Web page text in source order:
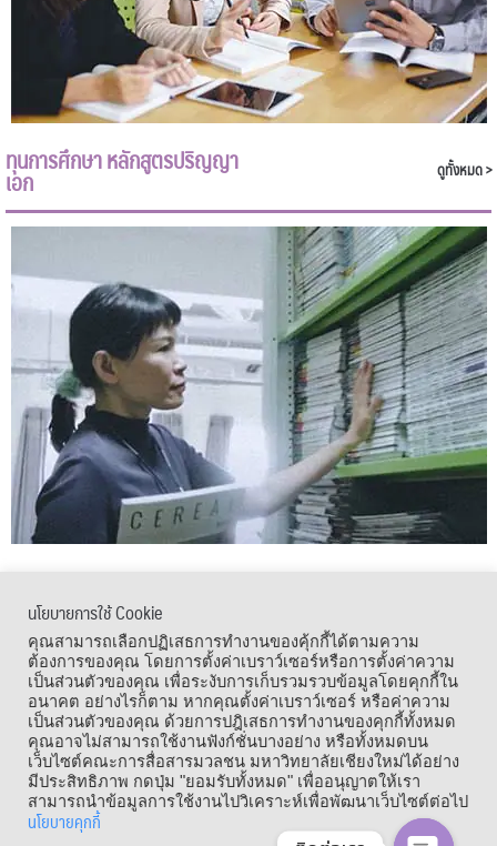
ทุนการศึกษา หลักสูตรปริญญา
เอก ดูทั้งหมด >
เมนูลัด
นโยบายการใช้ Cookie
คุณสามารถเลือกปฏิเสธการทำงานของคุ้กกี้ได้ตามความ
ต้องการของคุณ โดยการตั้งค่าเบราว์เซอร์หรือการตั้งค่าความ
เป็นส่วนตัวของคุณ เพื่อระงับการเก็บรวมรวบข้อมูลโดยคุกกี้ใน
อนาคต อย่างไรก็ตาม หากคุณตั้งค่าเบราว์เซอร์ หรือค่าความ
เป็นส่วนตัวของคุณ ด้วยการปฎิเสธการทำงานของคุกกี้ทั้งหมด
คุณอาจไม่สามารถใช้งานฟังก์ชั่นบางอย่าง หรือทั้งหมดบน
เว็บไซต์คณะการสื่อสารมวลชน มหาวิทยาลัยเชียงใหม่ได้อย่าง
มีประสิทธิภาพ กดปุ่ม "ยอมรับทั้งหมด" เพื่ออนุญาตให้เรา
สามารถนำข้อมูลการใช้งานไปวิเคราะห์เพื่อพัฒนาเว็บไซต์ต่อไป
นโยบายคุกกี้